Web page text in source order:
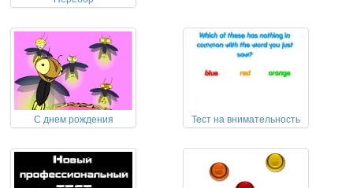
С днем рождения Тест на внимательность